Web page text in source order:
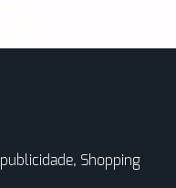
publicidade, Shopping